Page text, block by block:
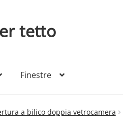
tetto
Finestre
a bilico doppia vetrocamera